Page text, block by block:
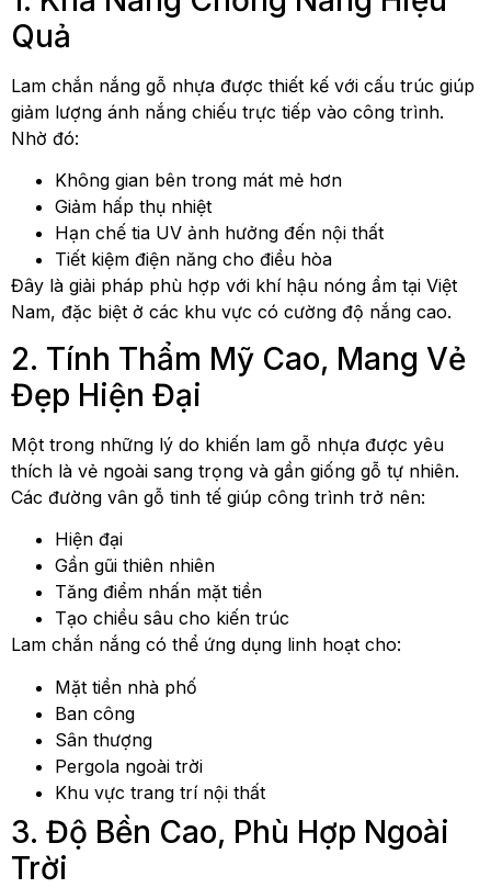
Quả
Lam chắn nắng gỗ nhựa được thiết kế với cấu trúc giúp
giảm lượng ánh nắng chiếu trực tiếp vào công trình.
Nhờ đó:
Không gian bên trong mát mẻ hơn
Giảm hấp thụ nhiệt
Hạn chế tia UV ảnh hưởng đến nội thất
Tiết kiệm điện năng cho điều hòa
Đây là giải pháp phù hợp với khí hậu nóng ẩm tại Việt
Nam, đặc biệt ở các khu vực có cường độ nắng cao.
2. Tính Thẩm Mỹ Cao, Mang Vẻ
Đẹp Hiện Đại
Một trong những lý do khiến lam gỗ nhựa được yêu
thích là vẻ ngoài sang trọng và gần giống gỗ tự nhiên.
Các đường vân gỗ tinh tế giúp công trình trở nên:
Hiện đại
Gần gũi thiên nhiên
Tăng điểm nhấn mặt tiền
Tạo chiều sâu cho kiến trúc
Lam chắn nắng có thể ứng dụng linh hoạt cho:
Mặt tiền nhà phố
Ban công
Sân thượng
Pergola ngoài trời
Khu vực trang trí nội thất
3. Độ Bền Cao, Phù Hợp Ngoài
Trời